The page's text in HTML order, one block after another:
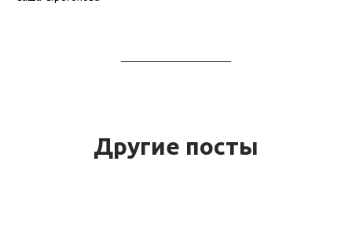
Другие посты